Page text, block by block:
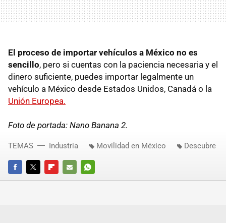
El proceso de importar vehículos a México no es
sencillo, pero si cuentas con la paciencia necesaria y el
dinero suficiente, puedes importar legalmente un
vehículo a México desde Estados Unidos, Canadá o la
Unión Europea.
Foto de portada: Nano Banana 2.
FACEBOOKTWITTERFLIPBOARD
E-
WHATSAPP
TEMAS Industria Movilidad en México Descubre